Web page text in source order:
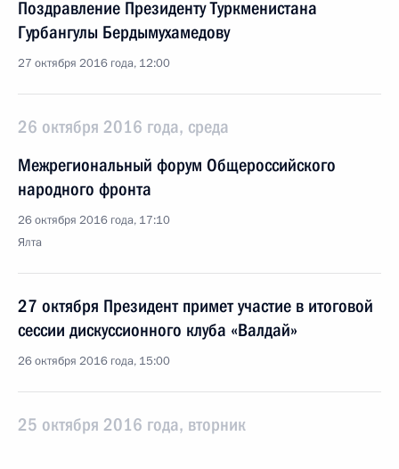
Поздравление Президенту Туркменистана
Гурбангулы Бердымухамедову
27 октября 2016 года, 12:00
26 октября 2016 года, среда
Межрегиональный форум Общероссийского
народного фронта
26 октября 2016 года, 17:10
Ялта
27 октября Президент примет участие в итоговой
сессии дискуссионного клуба «Валдай»
26 октября 2016 года, 15:00
25 октября 2016 года, вторник